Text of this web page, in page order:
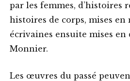
par les femmes, d’histoires
histoires de corps, mises en
écrivaines ensuite mises en
Monnier.
Les œuvres du passé